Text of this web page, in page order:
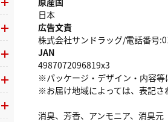
日本
広告文責
株式会社サンドラッグ/電話番号
JAN
4987072096819x3
※パッケージ・デザイン・内容等
※お届け地域によっては、表記さ
消臭、芳香、アンモニア、消臭元